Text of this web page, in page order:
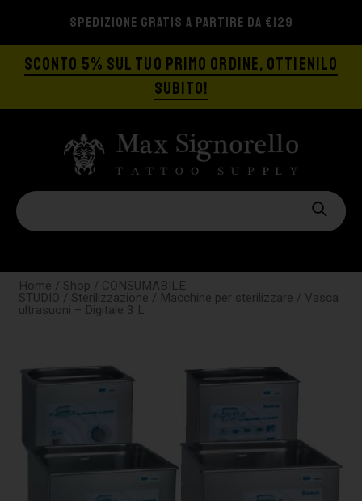
SPEDIZIONE GRATIS A PARTIRE DA €129
SCONTO 5% SUL TUO PRIMO ORDINE, OTTIENILO
SUBITO!
Home / Shop / CONSUMABILE
STUDIO / Sterilizzazione / Macchine per sterilizzare / Vasca
ultrasuoni – Digitale 3 L